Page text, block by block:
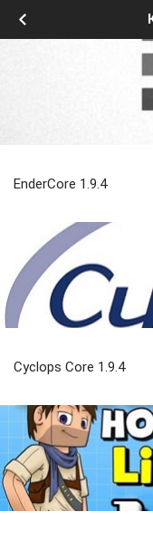
EnderCore 1.9.4
Cyclops Core 1.9.4